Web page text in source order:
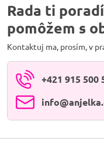
Rada ti
pomôžem s
Kontaktuj ma, prosím, v
+421 915 500